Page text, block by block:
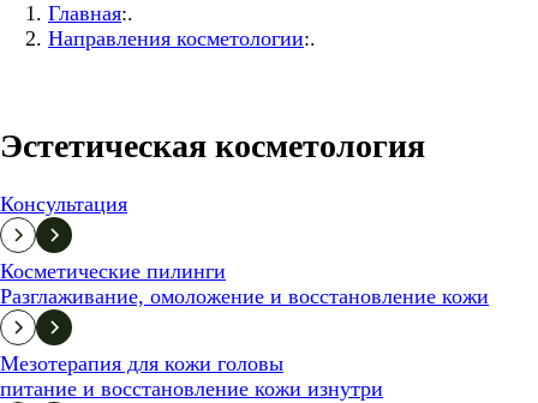
Главная:.
Направления косметологии:.
Эстетическая косметология
Консультация
Косметические пилинги
Разглаживание, омоложение и восстановление кожи
Мезотерапия для кожи головы
питание и восстановление кожи изнутри